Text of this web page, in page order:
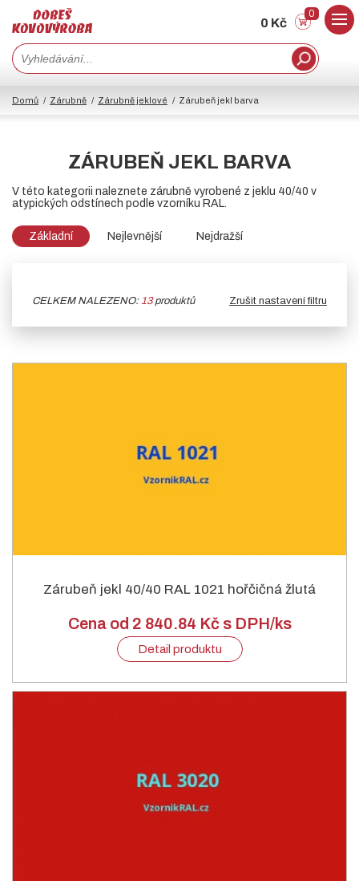
0 Kč
0
Domů Zárubně Zárubně jeklové Zárubeň jekl barva
ZÁRUBEŇ JEKL BARVA
V této kategorii naleznete zárubně vyrobené z jeklu 40/40 v
atypických odstínech podle vzorníku RAL.
Základní Nejlevnější Nejdražší
CELKEM NALEZENO: 13produktů Zrušit nastavení filtru
Zárubeň jekl 40/40 RAL 1021 hořčičná žlutá
Cena od 2 840.84 Kč s DPH/ks
Detail produktu